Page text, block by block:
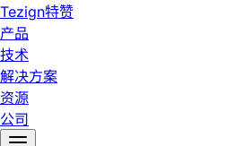
Tezign特赞
产品
技术
解决方案
资源
公司